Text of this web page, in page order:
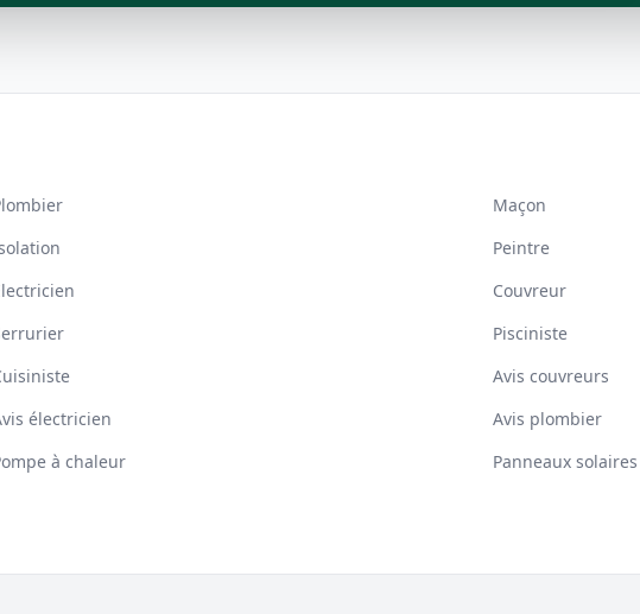
Maçon
Peintre
Couvreur
Pisciniste
Avis couvreurs
électricien
Avis plombier
à chaleur
Panneaux solaires